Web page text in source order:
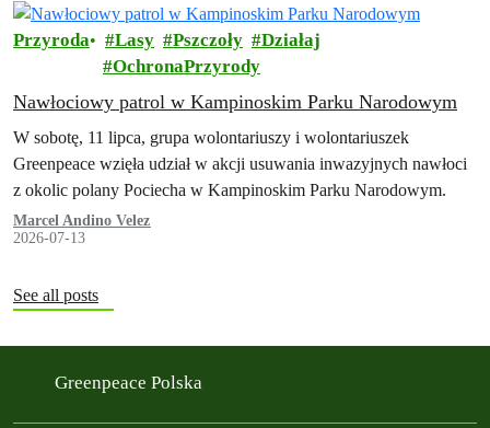
Przyroda Lasy Pszczoły
Działaj
OchronaPrzyrody
Nawłociowy patrol w Kampinoskim Parku Narodowym
W sobotę, 11 lipca, grupa wolontariuszy i wolontariuszek
Greenpeace wzięła udział w akcji usuwania inwazyjnych nawłoci
z okolic polany Pociecha w Kampinoskim Parku Narodowym.
Marcel Andino Velez
2026-07-13
See all posts
Greenpeace Polska